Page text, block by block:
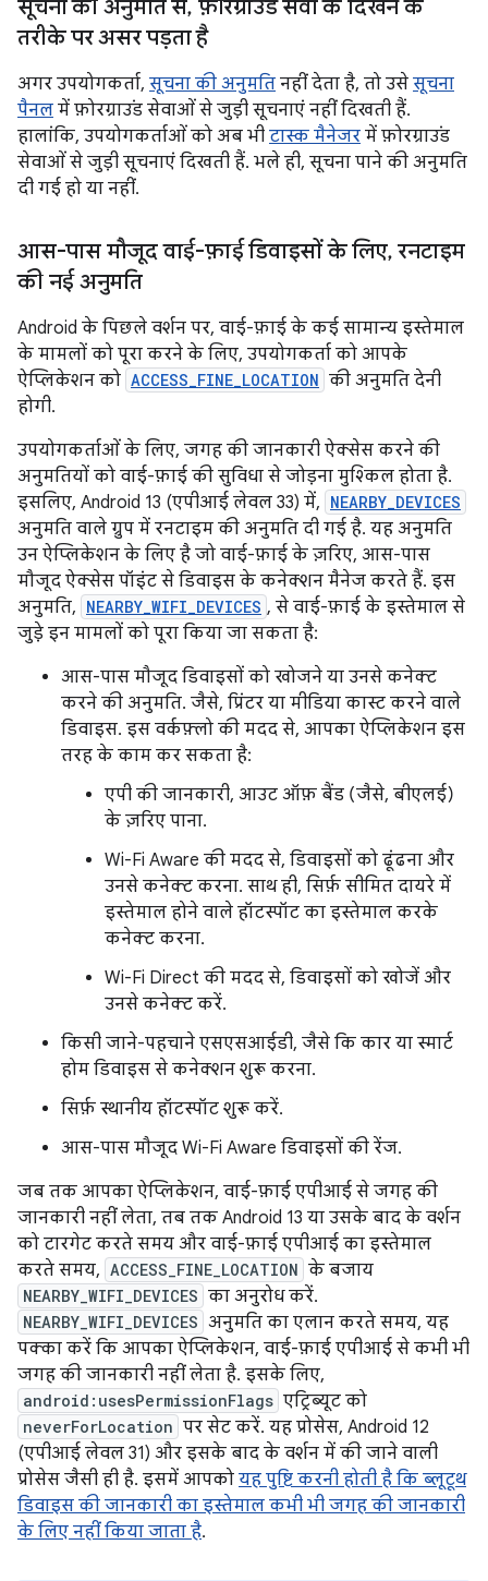
सूचना की अनुमति से, फ़ोरग्राउंड सेवा के दिखने के
तरीके पर असर पड़ता है
अगर उपयोगकर्ता, सूचना की अनुमति नहीं देता है, तो उसे सूचना
पैनल में फ़ोरग्राउंड सेवाओं से जुड़ी सूचनाएं नहीं दिखती हैं.
हालांकि, उपयोगकर्ताओं को अब भी टास्क मैनेजर में फ़ोरग्राउंड
सेवाओं से जुड़ी सूचनाएं दिखती हैं. भले ही, सूचना पाने की अनुमति
दी गई हो या नहीं.
आस-पास मौजूद वाई-फ़ाई डिवाइसों के लिए, रनटाइम
की नई अनुमति
Android के पिछले वर्शन पर, वाई-फ़ाई के कई सामान्य इस्तेमाल
के मामलों को पूरा करने के लिए, उपयोगकर्ता को आपके
ऐप्लिकेशन को ACCESS_FINE_LOCATION की अनुमति देनी
होगी.
उपयोगकर्ताओं के लिए, जगह की जानकारी ऐक्सेस करने की
अनुमतियों को वाई-फ़ाई की सुविधा से जोड़ना मुश्किल होता है.
इसलिए, Android 13 (एपीआई लेवल 33) में, NEARBY_DEVICES
अनुमति वाले ग्रुप में रनटाइम की अनुमति दी गई है. यह अनुमति
उन ऐप्लिकेशन के लिए है जो वाई-फ़ाई के ज़रिए, आस-पास
मौजूद ऐक्सेस पॉइंट से डिवाइस के कनेक्शन मैनेज करते हैं. इस
अनुमति, NEARBY_WIFI_DEVICES , से वाई-फ़ाई के इस्तेमाल से
जुड़े इन मामलों को पूरा किया जा सकता है:
आस-पास मौजूद डिवाइसों को खोजने या उनसे कनेक्ट
करने की अनुमति. जैसे, प्रिंटर या मीडिया कास्ट करने वाले
डिवाइस. इस वर्कफ़्लो की मदद से, आपका ऐप्लिकेशन इस
तरह के काम कर सकता है:
एपी की जानकारी, आउट ऑफ़ बैंड (जैसे, बीएलई)
के ज़रिए पाना.
Wi-Fi Aware की मदद से, डिवाइसों को ढूंढना और
उनसे कनेक्ट करना. साथ ही, सिर्फ़ सीमित दायरे में
इस्तेमाल होने वाले हॉटस्पॉट का इस्तेमाल करके
कनेक्ट करना.
Wi-Fi Direct की मदद से, डिवाइसों को खोजें और
उनसे कनेक्ट करें.
किसी जाने-पहचाने एसएसआईडी, जैसे कि कार या स्मार्ट
होम डिवाइस से कनेक्शन शुरू करना.
सिर्फ़ स्थानीय हॉटस्पॉट शुरू करें.
आस-पास मौजूद Wi-Fi Aware डिवाइसों की रेंज.
जब तक आपका ऐप्लिकेशन, वाई-फ़ाई एपीआई से जगह की
जानकारी नहीं लेता, तब तक Android 13 या उसके बाद के वर्शन
को टारगेट करते समय और वाई-फ़ाई एपीआई का इस्तेमाल
करते समय, ACCESS_FINE_LOCATION के बजाय
NEARBY_WIFI_DEVICES का अनुरोध करें.
NEARBY_WIFI_DEVICES अनुमति का एलान करते समय, यह
पक्का करें कि आपका ऐप्लिकेशन, वाई-फ़ाई एपीआई से कभी भी
जगह की जानकारी नहीं लेता है. इसके लिए,
android:usesPermissionFlags एट्रिब्यूट को
neverForLocation पर सेट करें. यह प्रोसेस, Android 12
(एपीआई लेवल 31) और इसके बाद के वर्शन में की जाने वाली
प्रोसेस जैसी ही है. इसमें आपको यह पुष्टि करनी होती है कि ब्लूटूथ
डिवाइस की जानकारी का इस्तेमाल कभी भी जगह की जानकारी
के लिए नहीं किया जाता है.